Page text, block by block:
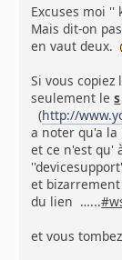
Excuses moi ''
Mais dit-on
en vaut deux.
Si vous
seulement les
(http://
a noter qu'a la
et ce n'est qu'
et
du lien …...
et vous